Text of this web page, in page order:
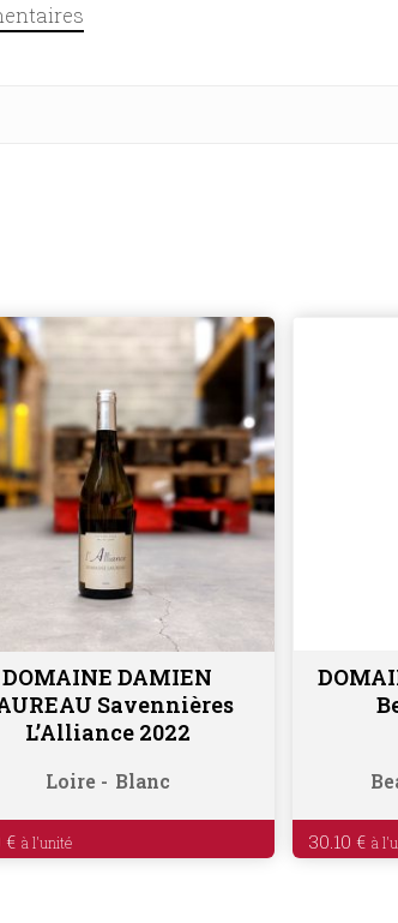
Ajouter au panier
DOMAINE DAMIEN
Savennières
L’Alliance 2022
Loire Blanc
€ 30.10 €